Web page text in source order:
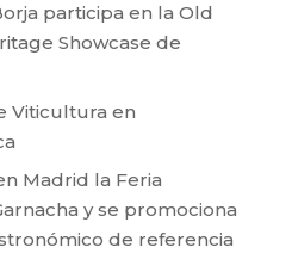
participa en la Old
Showcase de
Viticultura en
Madrid la Feria
y se promociona
de referencia